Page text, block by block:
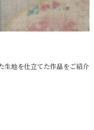
生地を仕立てた作品をご紹介